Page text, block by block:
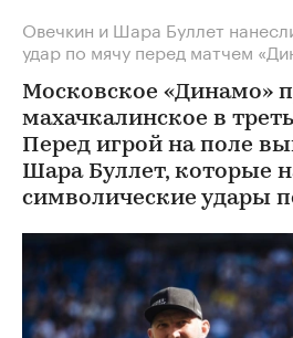
Овечкин и Шара Буллет
удар по мячу перед матчем
Московское «Динамо»
махачкалинское в
Перед игрой на поле
Шара Буллет, которые
символические удары